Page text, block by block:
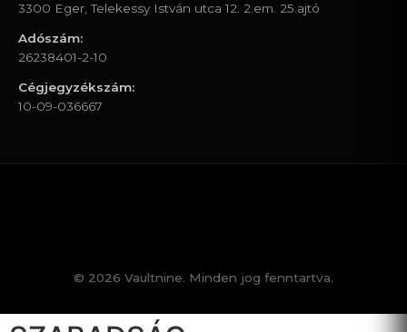
3300 Eger, Telekessy István utca 12. 2.em. 25.ajtó
Adószám:
26238401-2-10
Cégjegyzékszám:
10-09-036667
© 2026 Vaultnine. Minden jog fenntartva.